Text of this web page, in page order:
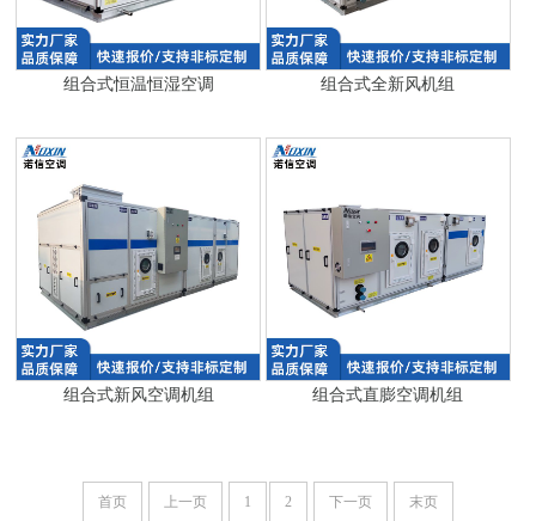
组合式恒温恒湿空调 组合式全新风机组
组合式新风空调机组 组合式直膨空调机组
首页 上一页 1 2 下一页 末页